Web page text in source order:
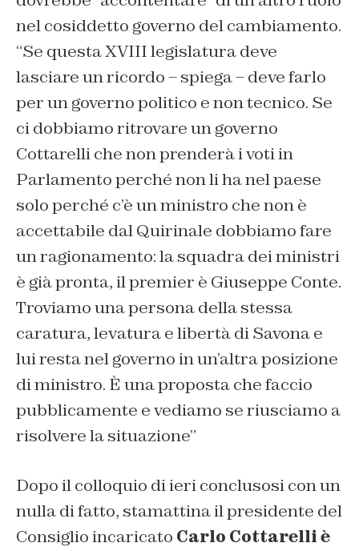
nel cosiddetto governo del cambiamento.
“Se questa XVIII legislatura deve
lasciare un ricordo– spiega –deve farlo
per un governo politico e non tecnico. Se
ci dobbiamo ritrovare un governo
Cottarelli che non prenderà i voti in
Parlamento perché non li ha nel paese
solo perché c’è un ministro che non è
accettabile dal Quirinale dobbiamo fare
un ragionamento: la squadra dei ministri
è già pronta, il premier è Giuseppe Conte.
Troviamo una persona della stessa
caratura, levatura e libertà di Savona e
lui resta nel governo in un’altra posizione
di ministro. È una proposta che faccio
pubblicamente e vediamo se riusciamo a
risolvere la situazione”
Dopo il colloquio di ieri conclusosi con un
nulla di fatto, stamattina il presidente del
Consiglio incaricato Carlo Cottarelli è